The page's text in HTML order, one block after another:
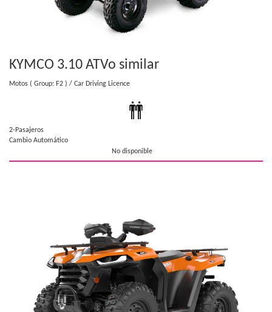
KYMCO 3.10 ATVo similar
Motos ( Group: F2 ) / Car Driving Licence
2-Pasajeros
Cambio Automático
No disponible